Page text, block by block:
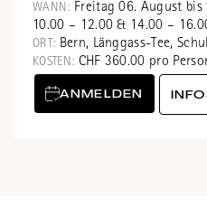
WANN: Freitag 06. August
10.00 – 12.00 & 14.00 –
ORT: Bern, Länggass-Tee,
KOSTEN: CHF 360.00 pro
ANMELDEN